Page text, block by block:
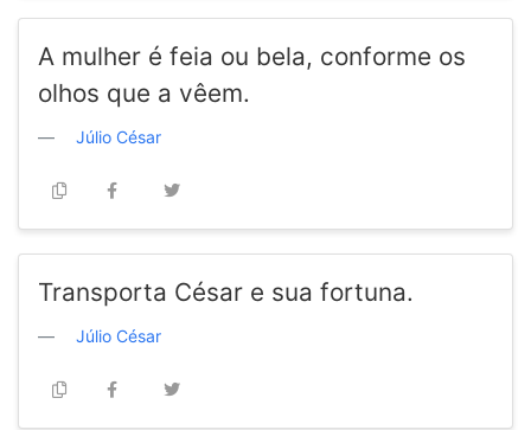
A mulher é feia ou bela, conforme os
olhos que a vêem.
Júlio César
Transporta César e sua fortuna.
Júlio César